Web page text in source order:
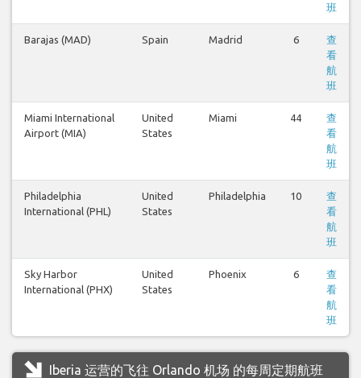
班
Barajas (MAD) Spain Madrid 6
查
看
航
班
Miami International
Airport (MIA)
United
States
Miami 44
查
看
航
班
Philadelphia
International (PHL)
United
States
Philadelphia 10
查
看
航
班
Sky Harbor
International (PHX)
United
States
Phoenix 6
查
看
航
班
Iberia 运营的飞往 Orlando 机场 的每周定期航班